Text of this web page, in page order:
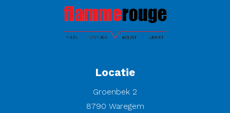
Locatie
Groenbek 2
8790 Waregem